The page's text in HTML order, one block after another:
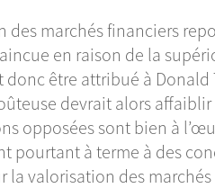
marchés financiers
en raison de la
être attribué à Donald
devrait alors
opposées sont bien à
pourtant à terme à des
la valorisation des